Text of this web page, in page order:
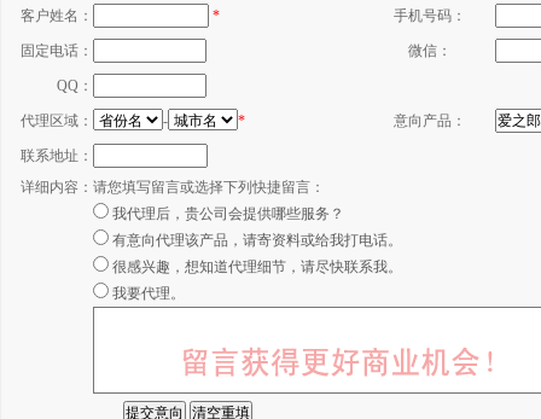
客户姓名： * 手机号码：
固定电话： 微信：
QQ：
代理区域： - * 意向产品：
联系地址：
详细内容： 请您填写留言或选择下列快捷留言：
我代理后，贵公司会提供哪些服务？
有意向代理该产品，请寄资料或给我打电话。
很感兴趣，想知道代理细节，请尽快联系我。
我要代理。